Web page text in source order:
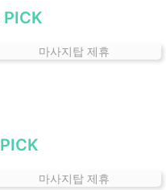
PICK
마사지탑 제휴
PICK
마사지탑 제휴